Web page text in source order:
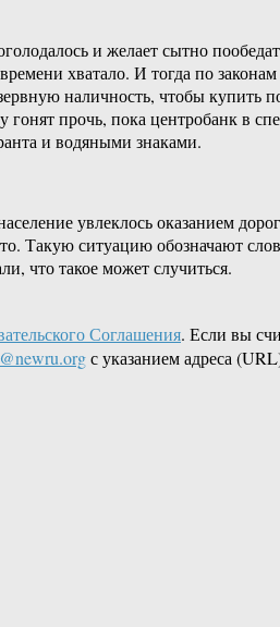
и желает сытно
хватало. И тогда по
наличность, чтобы купить
гонят прочь, пока центробанк в
и водяными знаками.
увлеклось оказанием
Такую ситуацию обозначают
что такое может случиться.
Соглашения. Если вы
с указанием адреса